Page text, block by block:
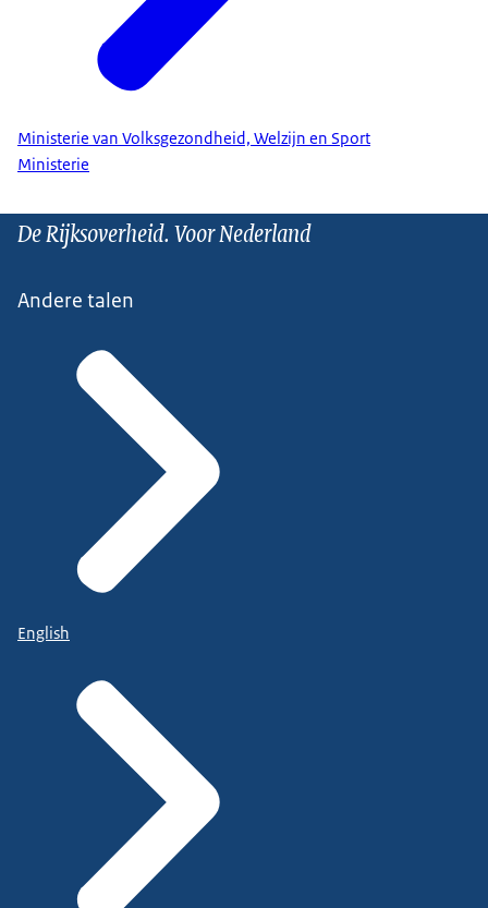
Ministerie van Volksgezondheid, Welzijn en Sport
Ministerie
De Rijksoverheid. Voor Nederland
Andere talen
English